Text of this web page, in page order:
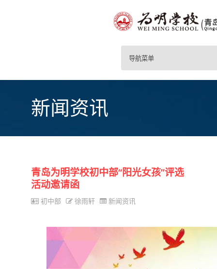
导航菜单
新闻资讯
青岛为明学校初中部“阳光女孩”评选
活动邀请函
初中部 徐雨轩 新闻资讯